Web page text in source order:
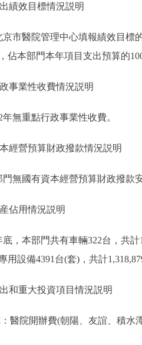
效目標情況説明
醫院管理中心填報績效目標的
佔本部門本年項目支出預算的
業性收費情況説明
無重點行政事業性收費。
營預算財政撥款情況説明
無國有資本經營預算財政撥款
用情況説明
本部門共有車輛322台，共計
用設備4391台(套)，共計
重大投資項目情況説明
院開辦費(朝陽、友誼、積水